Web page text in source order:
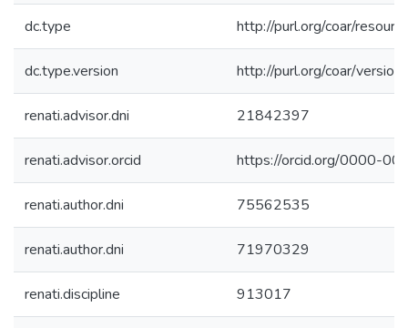
dc.type http://purl.org/coar/
dc.type.version http://purl.org/coar/
renati.advisor.dni 21842397
renati.advisor.orcid https://orcid.org/0000-
renati.author.dni 75562535
renati.author.dni 71970329
renati.discipline 913017